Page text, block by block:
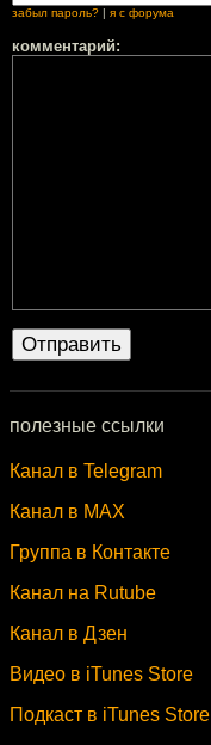
забыл пароль? я с форума
комментарий:
полезные ссылки
Канал в Telegram
Канал в MAX
Группа в Контакте
Канал на Rutube
Канал в Дзен
Видео в iTunes Store
Подкаст в iTunes Store